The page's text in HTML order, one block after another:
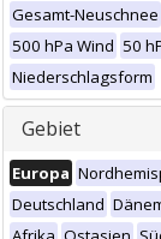
Gesamt-Neuschnee
500 hPa Wind 50
Niederschlagsform
Gebiet
Europa
Deutschland